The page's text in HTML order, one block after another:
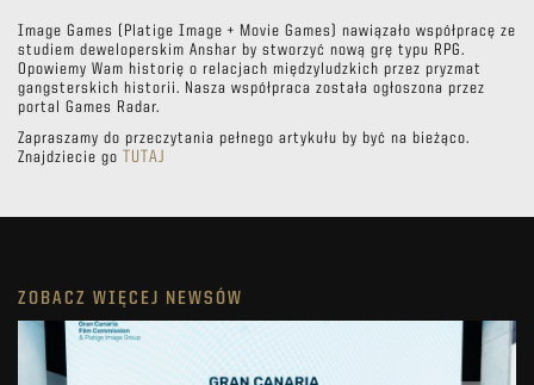
Image Games (Platige Image + Movie Games) nawiązało współpracę ze
studiem deweloperskim Anshar by stworzyć nową grę typu RPG.
Opowiemy Wam historię o relacjach międzyludzkich przez pryzmat
gangsterskich historii. Nasza współpraca została ogłoszona przez
portal Games Radar.
Zapraszamy do przeczytania pełnego artykułu by być na bieżąco.
Znajdziecie go TUTAJ
ZOBACZ WIĘCEJ NEWSÓW